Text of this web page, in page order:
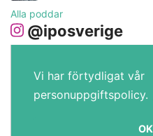
Vi har förtydligat vår
personuppgiftspolicy.
OK
Alla poddar
@iposverige